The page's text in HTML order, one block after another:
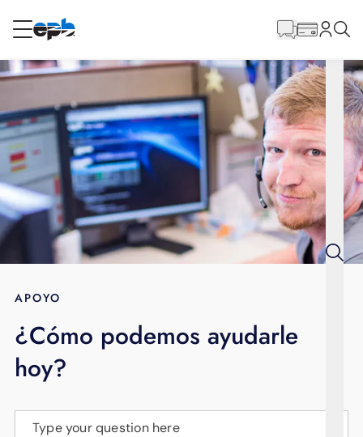
RESIDENCIAL
Internet
Energía
Televisión
BLOG
APOYO
principal
APOYO
¿Cómo podemos ayudarle
hoy?
Type your question here